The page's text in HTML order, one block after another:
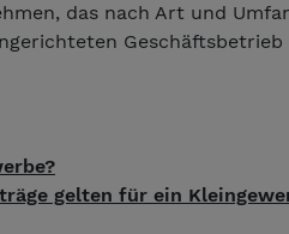
das nach Art und
gelten für ein